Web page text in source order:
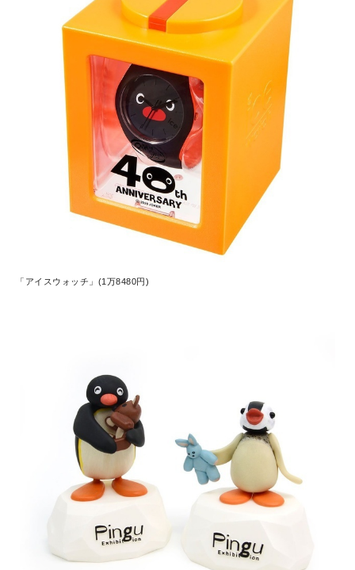
「アイスウォッチ」(1万8480円)